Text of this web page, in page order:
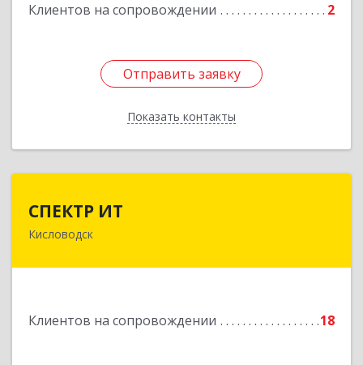
Клиентов на сопровождении 2
Отправить заявку
Показать контакты
Отправить заявку
Назад
СПЕКТР ИТ
Кисловодск
Клиентов на сопровождении 18
357736, Ставропольский край, Кисловодск г,